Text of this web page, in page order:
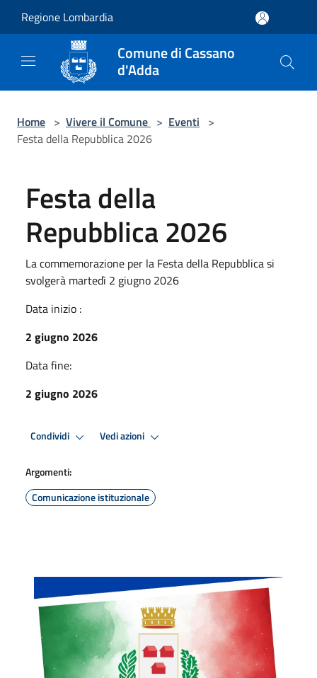
Regione Lombardia
Comune di Cassano
d'Adda
Home > Vivere il Comune > Eventi >
Festa della Repubblica 2026
Festa della
Repubblica 2026
La commemorazione per la Festa della Repubblica si
svolgerà martedì 2 giugno 2026
Data inizio :
2 giugno 2026
Data fine:
2 giugno 2026
Condividi Vedi azioni
Argomenti:
Comunicazione istituzionale